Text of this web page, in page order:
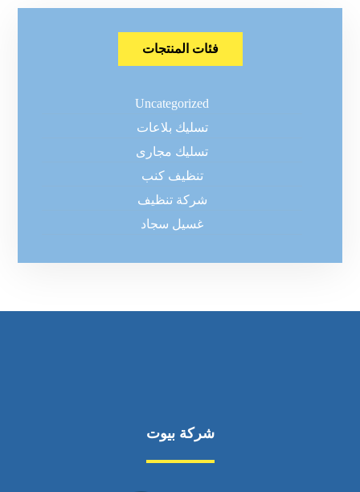
فئات المنتجات
Uncategorized
تسليك بلاعات
تسليك مجارى
تنظيف كنب
شركة تنظيف
غسيل سجاد
شركة بيوت